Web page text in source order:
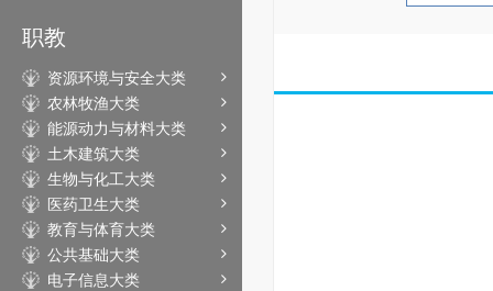
职教
资源环境与安全大类
农林牧渔大类
能源动力与材料大类
土木建筑大类
生物与化工大类
医药卫生大类
教育与体育大类
公共基础大类
电子信息大类